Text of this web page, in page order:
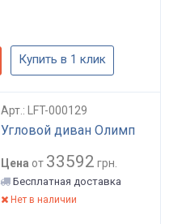
Купить в 1 клик
Арт.: LFT-000129
Угловой диван Олимп
Цена от 33592 грн.
Бесплатная доставка
Нет в наличии